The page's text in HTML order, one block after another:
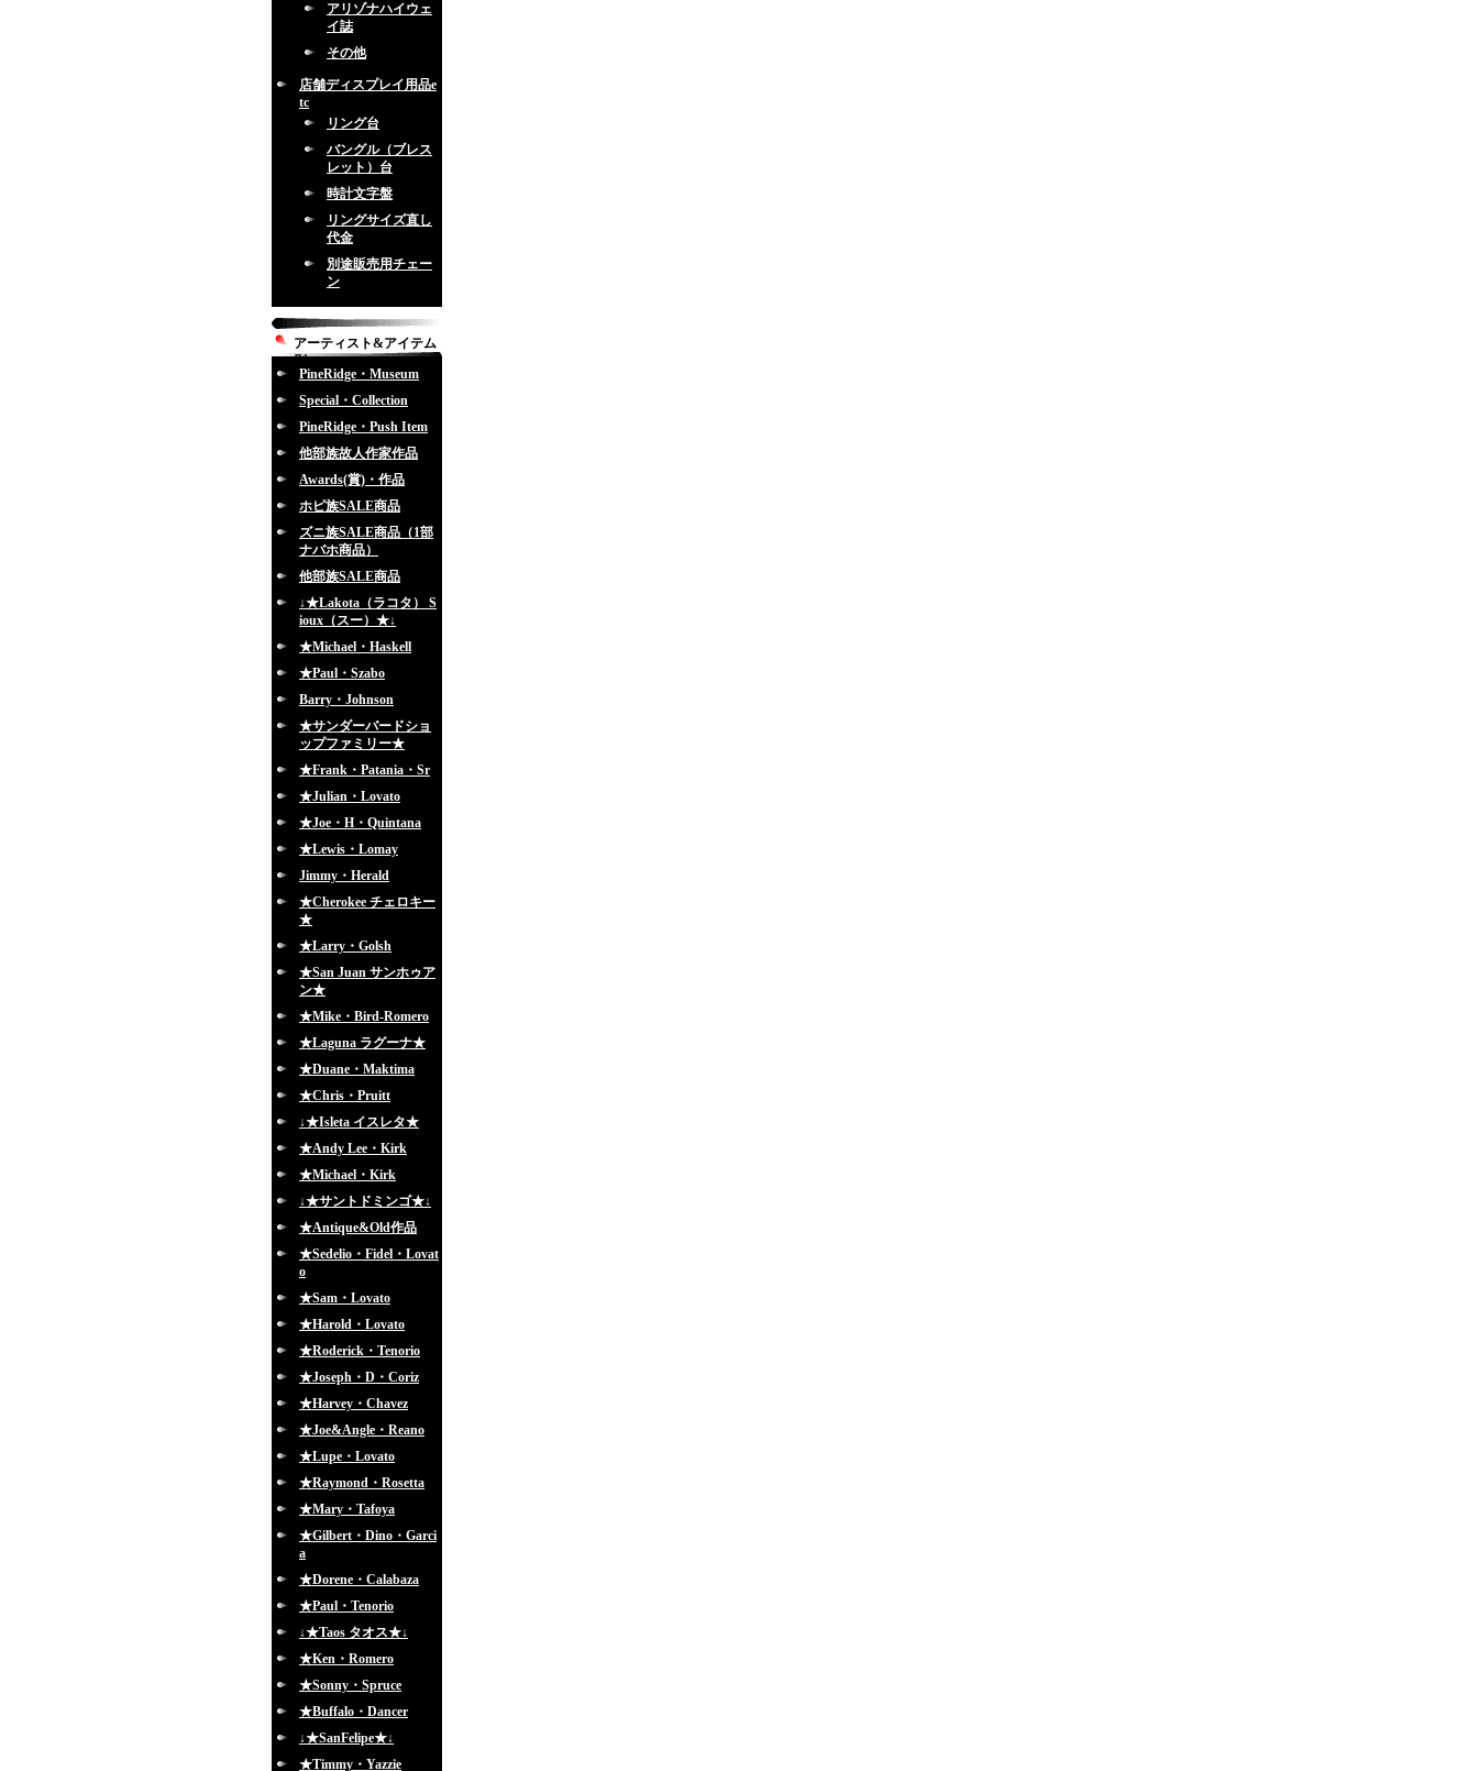
アリゾナハイウェ
イ誌
その他
店舗ディスプレイ用品e
tc
リング台
バングル（ブレス
レット）台
時計文字盤
リングサイズ直し
代金
別途販売用チェー
ン
アーティスト&アイテム
別
PineRidge・Museum
Special・Collection
PineRidge・Push Item
他部族故人作家作品
Awards(賞)・作品
ホピ族SALE商品
ズニ族SALE商品（1部
ナバホ商品）
他部族SALE商品
↓★Lakota（ラコタ） S
ioux（スー）★↓
★Michael・Haskell
★Paul・Szabo
Barry・Johnson
★サンダーバードショ
ップファミリー★
★Frank・Patania・Sr
★Julian・Lovato
★Joe・H・Quintana
★Lewis・Lomay
Jimmy・Herald
★Cherokee チェロキー
★
★Larry・Golsh
★San Juan サンホゥア
ン★
★Mike・Bird-Romero
★Laguna ラグーナ★
★Duane・Maktima
★Chris・Pruitt
↓★Isleta イスレタ★
★Andy Lee・Kirk
★Michael・Kirk
↓★サントドミンゴ★↓
★Antique&Old作品
★Sedelio・Fidel・Lovat
o
★Sam・Lovato
★Harold・Lovato
★Roderick・Tenorio
★Joseph・D・Coriz
★Harvey・Chavez
★Joe&Angle・Reano
★Lupe・Lovato
★Raymond・Rosetta
★Mary・Tafoya
★Gilbert・Dino・Garci
a
★Dorene・Calabaza
★Paul・Tenorio
↓★Taos タオス★↓
★Ken・Romero
★Sonny・Spruce
★Buffalo・Dancer
↓★SanFelipe★↓
★Timmy・Yazzie